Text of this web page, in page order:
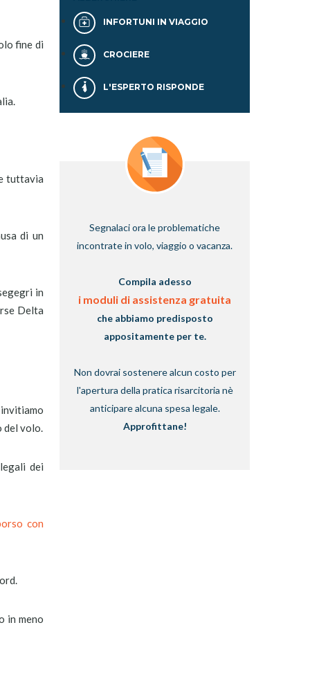
fine di
tuttavia
di un
in
Delta
del volo.
dei
con
in meno
INFORTUNI IN VIAGGIO
CROCIERE
L'ESPERTO RISPONDE
Segnalaci ora le problematiche
incontrate in volo, viaggio o vacanza.
Compila adesso
i moduli di assistenza gratuita
che abbiamo predisposto
appositamente per te.
Non dovrai sostenere alcun costo per
l'apertura della pratica risarcitoria nè
anticipare alcuna spesa legale.
Approfittane!